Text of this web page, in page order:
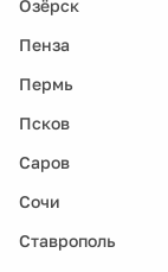
Озёрск
Пенза
Пермь
Псков
Саров
Сочи
Ставрополь